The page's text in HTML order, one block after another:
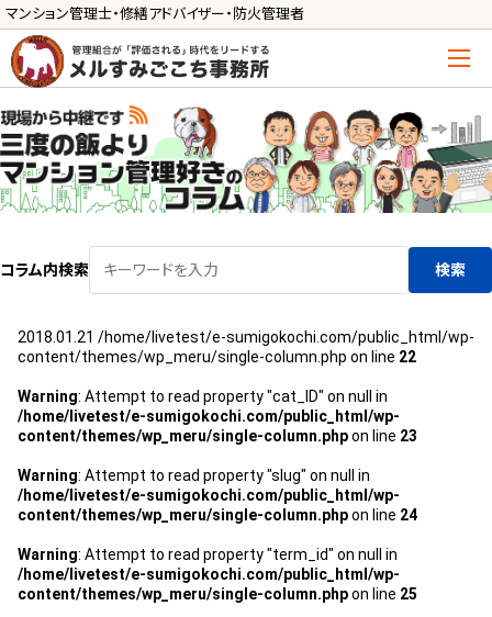
マンション管理士・修繕アドバイザー・防火管理者
コラム内検索 検索
2018.01.21 /home/livetest/e-sumigokochi.com/public_html/wp-
content/themes/wp_meru/single-column.php on line 22
Warning: Attempt to read property "cat_ID" on null in
/home/livetest/e-sumigokochi.com/public_html/wp-
content/themes/wp_meru/single-column.phpon line 23
Warning: Attempt to read property "slug" on null in
/home/livetest/e-sumigokochi.com/public_html/wp-
content/themes/wp_meru/single-column.phpon line 24
Warning: Attempt to read property "term_id" on null in
/home/livetest/e-sumigokochi.com/public_html/wp-
content/themes/wp_meru/single-column.phpon line 25
管理士の活用方法
ご利用の流れ »
サービス一覧
管理組合運営
メルのプロ理事長 »
管理契約見直しドクター »
管理費カイゼン隊 »